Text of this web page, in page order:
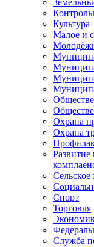
Культура
Малое и
Охрана
Охрана
Сельское
Спорт
Торговля
Служба